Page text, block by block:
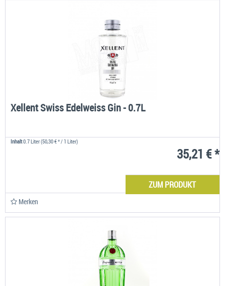
Xellent Swiss Edelweiss Gin - 0.7L
Inhalt0.7 Liter(50,30 € * / 1 Liter)
35,21 € *
ZUM PRODUKT
Merken